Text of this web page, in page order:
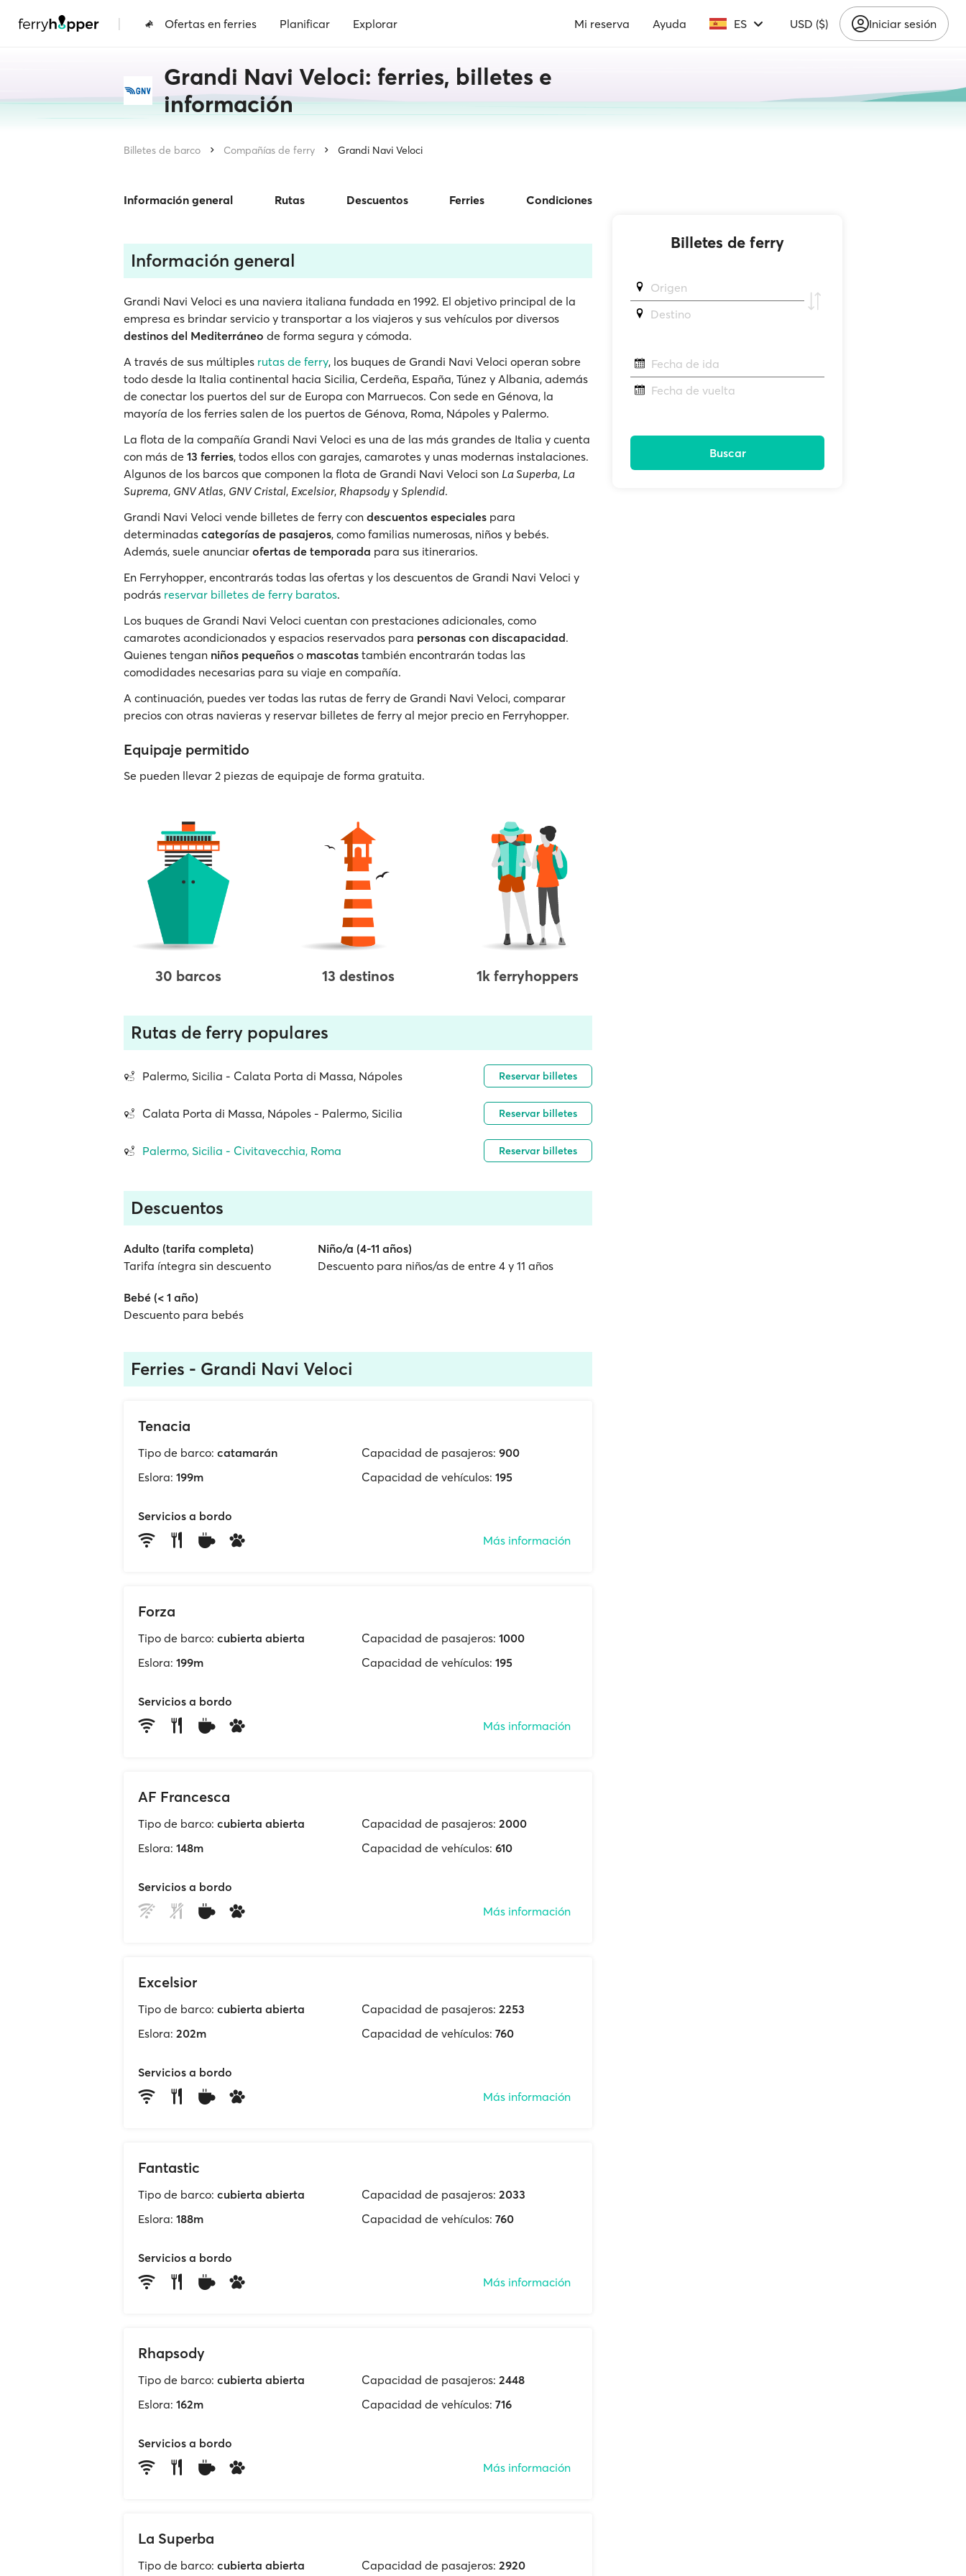
| Ofertas en ferries Planificar Explorar Mi reserva Ayuda ES USD ($) Iniciar sesión
Grandi Navi Veloci: ferries, billetes e
información
Billetes de barco Compañías de ferry Grandi Navi Veloci
Información general Rutas Descuentos Ferries Condiciones
Información general
Grandi Navi Veloci es una naviera italiana fundada en 1992. El objetivo principal de la
empresa es brindar servicio y transportar a los viajeros y sus vehículos por diversos
destinos del Mediterráneo de forma segura y cómoda.
A través de sus múltiples rutas de ferry, los buques de Grandi Navi Veloci operan sobre
todo desde la Italia continental hacia Sicilia, Cerdeña, España, Túnez y Albania, además
de conectar los puertos del sur de Europa con Marruecos. Con sede en Génova, la
mayoría de los ferries salen de los puertos de Génova, Roma, Nápoles y Palermo.
La flota de la compañía Grandi Navi Veloci es una de las más grandes de Italia y cuenta
con más de 13 ferries, todos ellos con garajes, camarotes y unas modernas instalaciones.
Algunos de los barcos que componen la flota de Grandi Navi Veloci son La Superba, La
Suprema, GNV Atlas, GNV Cristal, Excelsior, Rhapsody y Splendid.
Grandi Navi Veloci vende billetes de ferry con descuentos especiales para
determinadas categorías de pasajeros, como familias numerosas, niños y bebés.
Además, suele anunciar ofertas de temporada para sus itinerarios.
En Ferryhopper, encontrarás todas las ofertas y los descuentos de Grandi Navi Veloci y
podrás reservar billetes de ferry baratos.
Los buques de Grandi Navi Veloci cuentan con prestaciones adicionales, como
camarotes acondicionados y espacios reservados para personas con discapacidad.
Quienes tengan niños pequeños o mascotas también encontrarán todas las
comodidades necesarias para su viaje en compañía.
A continuación, puedes ver todas las rutas de ferry de Grandi Navi Veloci, comparar
precios con otras navieras y reservar billetes de ferry al mejor precio en Ferryhopper.
Equipaje permitido
Se pueden llevar 2 piezas de equipaje de forma gratuita.
30 barcos 13 destinos 1k ferryhoppers
Rutas de ferry populares
Palermo, Sicilia - Calata Porta di Massa, Nápoles Reservar billetes
Calata Porta di Massa, Nápoles - Palermo, Sicilia Reservar billetes
Palermo, Sicilia - Civitavecchia, Roma Reservar billetes
Descuentos
Adulto (tarifa completa)
Tarifa íntegra sin descuento
Niño/a (4-11 años)
Descuento para niños/as de entre 4 y 11 años
Bebé (< 1 año)
Descuento para bebés
Ferries - Grandi Navi Veloci
Tenacia
Tipo de barco: catamarán
Eslora: 199m
Capacidad de pasajeros: 900
Capacidad de vehículos: 195
Servicios a bordo
Más información
Forza
Tipo de barco: cubierta abierta
Eslora: 199m
Capacidad de pasajeros: 1000
Capacidad de vehículos: 195
Servicios a bordo
Más información
AF Francesca
Tipo de barco: cubierta abierta
Eslora: 148m
Capacidad de pasajeros: 2000
Capacidad de vehículos: 610
Servicios a bordo
Más información
Excelsior
Tipo de barco: cubierta abierta
Eslora: 202m
Capacidad de pasajeros: 2253
Capacidad de vehículos: 760
Servicios a bordo
Más información
Fantastic
Tipo de barco: cubierta abierta
Eslora: 188m
Capacidad de pasajeros: 2033
Capacidad de vehículos: 760
Servicios a bordo
Más información
Rhapsody
Tipo de barco: cubierta abierta
Eslora: 162m
Capacidad de pasajeros: 2448
Capacidad de vehículos: 716
Servicios a bordo
Más información
La Superba
Tipo de barco: cubierta abierta Capacidad de pasajeros: 2920
Billetes de ferry
Origen
Destino
Fecha de ida
Fecha de vuelta
Buscar